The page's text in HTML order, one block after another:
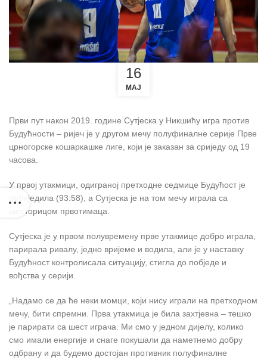
16
МАЈ
Први пут након 2019. године Сутјеска у Никшићу игра против
Будућности – ријеч је у другом мечу полуфиналне серије Прве
црногорске кошаркашке лиге, који је заказан за сриједу од 19
часова.
У првој утакмици, одиграној претходне седмице Будућост је
побиједила (93:58), а Сутјеска је на том мечу играла са
шесторицом првотимаца.
Сутјеска је у првом полувремену прве утакмице добро играла,
парирала ривалу, једно вријеме и водила, али је у наставку
Будућност контролисала ситуацију, стигла до побједе и
вођства у серији.
„Надамо се да ће неки момци, који нису играли на претходном
мечу, бити спремни. Прва утакмица је била захтјевна – тешко
је парирати са шест играча. Ми смо у једном дијелу, колико
смо имали енергије и снаге покушали да наметнемо добру
одбрану и да будемо достојан противник полуфиналне